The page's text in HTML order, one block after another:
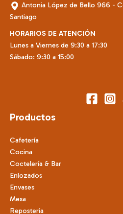
Antonia López de Bello 966 -
Santiago
HORARIOS DE ATENCIÓN
Lunes a Viernes de 9:30 a 17:30
Sábado: 9:30 a 15:00
Productos
Cafetería
Cocina
Coctelería & Bar
Enlozados
Envases
Mesa
Reposteria